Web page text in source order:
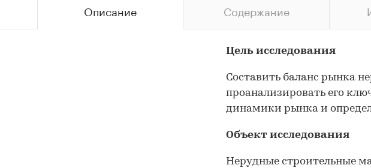
Описание Содержание
Цель исследования
Составить баланс рынка
проанализировать его
динамики рынка и
Объект исследования
Нерудные строительные